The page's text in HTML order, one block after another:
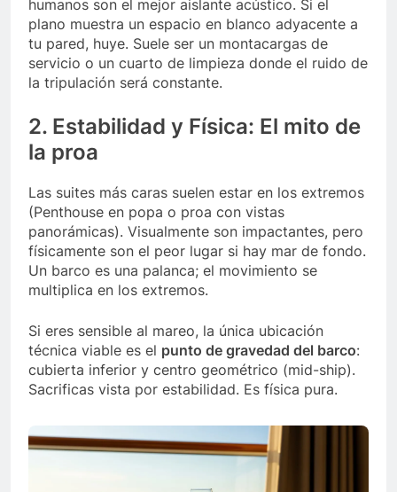
humanos son el mejor aislante acústico. Si el
plano muestra un espacio en blanco adyacente a
tu pared, huye. Suele ser un montacargas de
servicio o un cuarto de limpieza donde el ruido de
la tripulación será constante.
2. Estabilidad y Física: El mito de
la proa
Las suites más caras suelen estar en los extremos
(Penthouse en popa o proa con vistas
panorámicas). Visualmente son impactantes, pero
físicamente son el peor lugar si hay mar de fondo.
Un barco es una palanca; el movimiento se
multiplica en los extremos.
Si eres sensible al mareo, la única ubicación
técnica viable es el punto de gravedad del barco:
cubierta inferior y centro geométrico (mid-ship).
Sacrificas vista por estabilidad. Es física pura.